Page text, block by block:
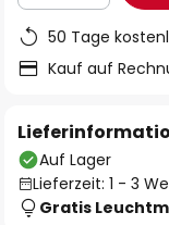
50 Tage
Kauf auf
Auf Lager
Lieferzeit: 1 - 3
Gratis